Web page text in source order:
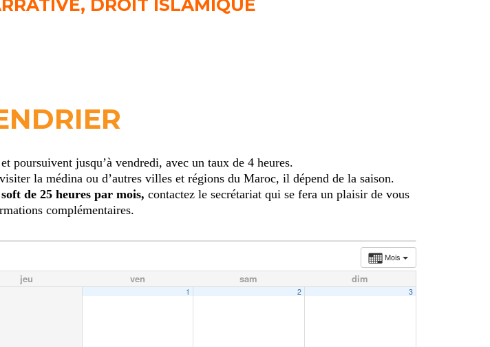
DROIT ISLAMIQUE
poursuivent jusqu’à vendredi, avec un taux de 4 heures.
la médina ou d’autres villes et régions du Maroc, il dépend de la saison.
de 25 heures par mois, contactez le secrétariat qui se fera un plaisir de vous
complémentaires.
Mois
jeu ven sam dim
1 2 3